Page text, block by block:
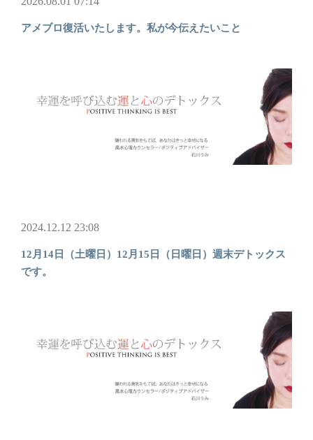
アメブロ復活いたします。私が今伝えたいこと
2024.12.12 23:08
12月14日（土曜日）12月15日（日曜日）週末デトックス
です。